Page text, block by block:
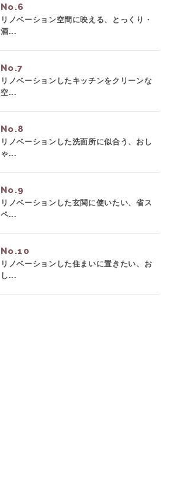
No.
リノベーション空間に映える、とっくり・
酒...
No.
リノベーションしたキッチンをクリーンな
空...
No.
リノベーションした洗面所に似合う、おし
ゃ...
No.
リノベーションした玄関に使いたい、省ス
ペ...
No.
リノベーションした住まいに置きたい、お
し...